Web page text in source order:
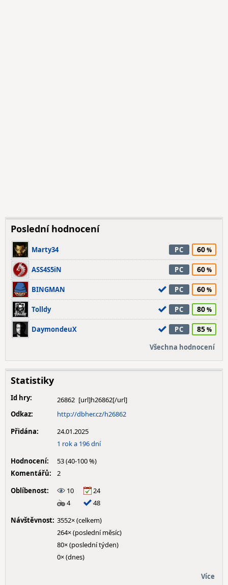
Poslední hodnocení
Marty34 PC 60
ASS4S5iN PC 60
BINGMAN PC 60
Tolldy PC 80
DaymondeuX PC 85
Všechna hodnocení
Statistiky
Id hry:
26862
Odkaz:
http://dbher.cz/h26862
Přidána:
24.01.2025
1 rok a 196 dní
Hodnocení:
53 (40-100 %)
Komentářů:
2
Oblíbenost:
10
24
4
48
Návštěvnost: 3552× (celkem)
264× (poslední měsíc)
80× (poslední týden)
0× (dnes)
Více